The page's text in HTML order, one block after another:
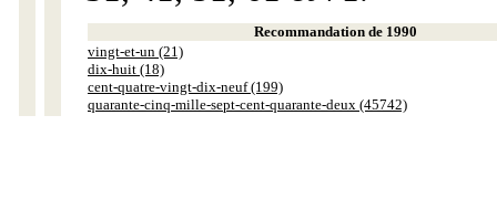
Recommandation de 1990
vingt-et-un (21)
dix-huit (18)
cent-quatre-vingt-dix-neuf (199)
quarante-cinq-mille-sept-cent-quarante-deux (45742)